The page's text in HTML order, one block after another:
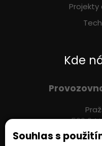
Souhlas s
Projekty
Kde
500 04